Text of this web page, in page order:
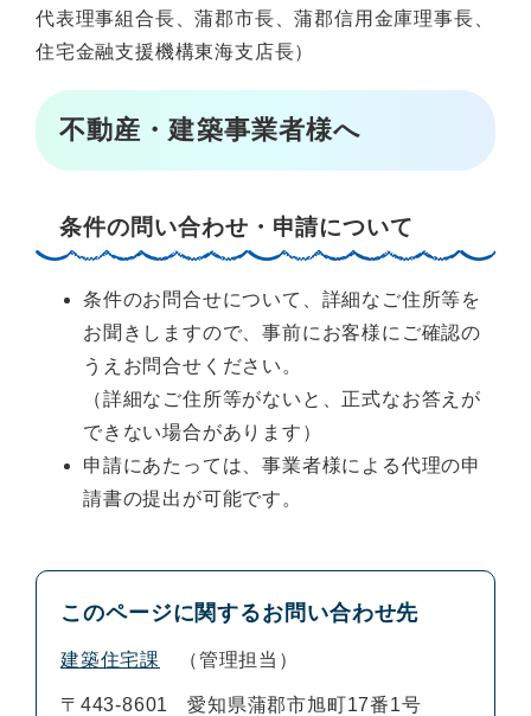
代表理事組合長、蒲郡市長、蒲郡信用金庫理事長、
住宅金融支援機構東海支店長）
不動産・建築事業者様へ
条件の問い合わせ・申請について
条件のお問合せについて、詳細なご住所等を
お聞きしますので、事前にお客様にご確認の
うえお問合せください。
（詳細なご住所等がないと、正式なお答えが
できない場合があります）
申請にあたっては、事業者様による代理の申
請書の提出が可能です。
このページに関するお問い合わせ先
建築住宅課 管理担当
〒443-8601
愛知県蒲郡市旭町17番1号